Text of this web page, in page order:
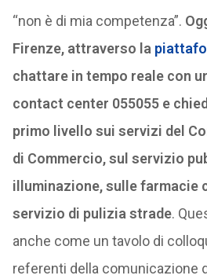
“non è di mia competenza”.
Firenze, attraverso la
chattare in tempo reale con
contact center 055055 e
primo livello sui servizi del
di Commercio, sul servizio
illuminazione, sulle farmacie
servizio di pulizia strade.
anche come un tavolo di
referenti della comunicazione